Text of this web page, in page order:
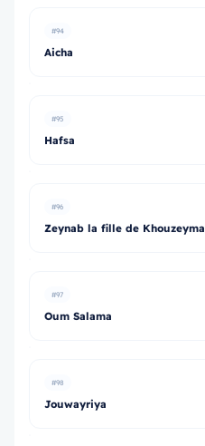
#94
Aicha
#95
Hafsa
#96
Zeynab la fille de Khouzeyma
#97
Oum Salama
#98
Jouwayriya